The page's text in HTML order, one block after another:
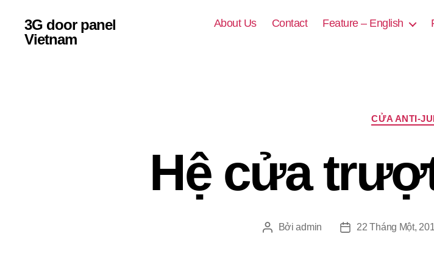
3G door panel
Vietnam
About Us Contact Feature – English
mục
CỬA ANTI-
Hệ cửa
TácBởiadmin
Ngày22 Tháng Một,